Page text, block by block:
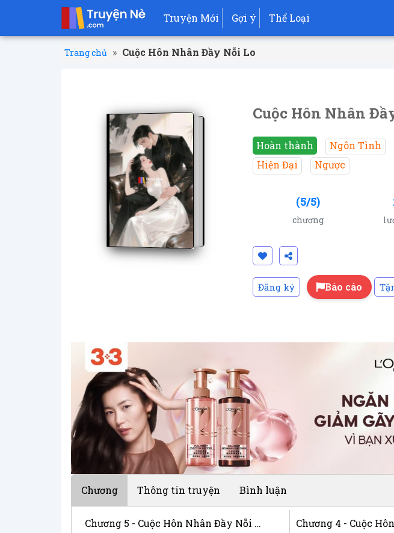
Truyện Mới Gợi ý Thể Loại
Trang chủ » Cuộc Hôn Nhân Đầy Nỗi Lo
Cuộc Hôn Nhân
Hoàn thành Ngôn Tình
Hiện Đại
Ngược
(5/5)
chương
Đăng ký Báo cáo
Chương Thông tin truyện Bình luận
Chương 5 - Cuộc Hôn Nhân Đầy Nỗi Lo